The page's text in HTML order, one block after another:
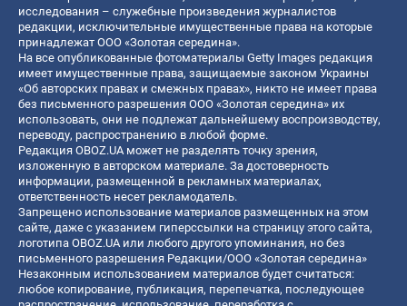
исследования – служебные произведения журналистов
редакции, исключительные имущественные права на которые
принадлежат ООО «Золотая середина».
На все опубликованные фотоматериалы Getty Images редакция
имеет имущественные права, защищаемые законом Украины
«Об авторских правах и смежных правах», никто не имеет права
без письменного разрешения ООО «Золотая середина» их
использовать, они не подлежат дальнейшему воспроизводству,
переводу, распространению в любой форме.
Редакция OBOZ.UA может не разделять точку зрения,
изложенную в авторском материале. За достоверность
информации, размещенной в рекламных материалах,
ответственность несет рекламодатель.
Запрещено использование материалов размещенных на этом
сайте, даже с указанием гиперссылки на страницу этого сайта,
логотипа OBOZ.UA или любого другого упоминания, но без
письменного разрешения Редакции/ООО «Золотая середина»
Незаконным использованием материалов будет считаться:
любое копирование, публикация, перепечатка, последующее